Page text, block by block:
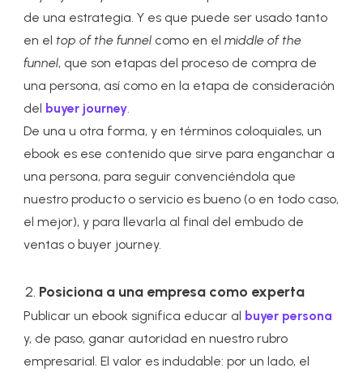
de una estrategia. Y es que puede ser usado tanto
en eltop of the funnel como en elmiddle of the
funnel, que son etapas del proceso de compra de
una persona, así como en la etapa de consideración
del buyer journey.
De una u otra forma, y en términos coloquiales, un
ebook es ese contenido que sirve para enganchar a
una persona, para seguir convenciéndola que
nuestro producto o servicio es bueno (o en todo caso,
el mejor), y para llevarla al final del embudo de
ventas o buyer journey.
Posiciona a una empresa como experta
Publicar un ebook significa educar al buyer persona
y, de paso, ganar autoridad en nuestro rubro
empresarial. El valor es indudable: por un lado, el